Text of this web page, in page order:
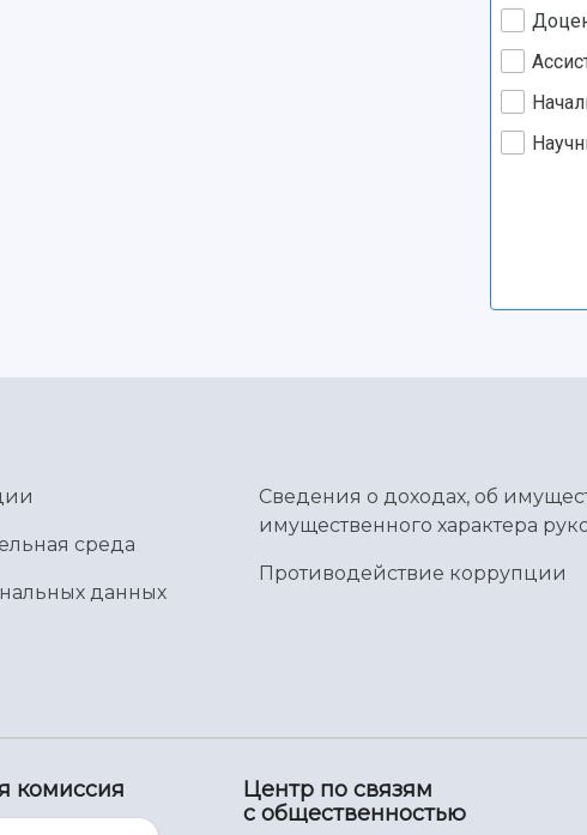
среда
данных
Сведения о доходах, об
имущественного характера
Противодействие коррупции
комиссия
Центр по связям
с общественностью